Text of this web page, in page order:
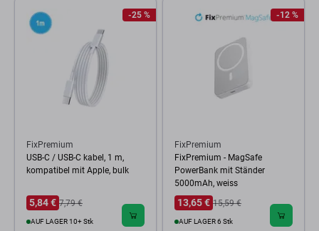
-25 %
FixPremium
USB-C / USB-C kabel, 1 m,
kompatibel mit Apple, bulk
5,84 € 7,79 €
AUF LAGER 10+ Stk
-12 %
FixPremium
FixPremium - MagSafe
PowerBank mit Ständer
5000mAh, weiss
13,65 € 15,59 €
AUF LAGER 6 Stk